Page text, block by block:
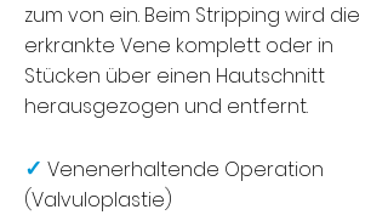
zum von ein. Beim Stripping wird die
erkrankte Vene komplett oder in
Stücken über einen Hautschnitt
herausgezogen und entfernt.
✓ Venenerhaltende Operation
(Valvuloplastie)